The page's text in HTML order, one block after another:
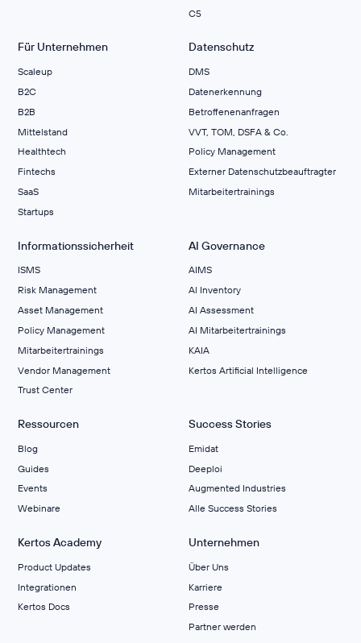
C5
Für Unternehmen
Scaleup
B2C
B2B
Mittelstand
Healthtech
Fintechs
SaaS
Startups
Datenschutz
DMS
Datenerkennung
Betroffenenanfragen
VVT, TOM, DSFA & Co.
Policy Management
Externer Datenschutzbeauftragter
Mitarbeitertrainings
Informationssicherheit
ISMS
Risk Management
Asset Management
Policy Management
Mitarbeitertrainings
Vendor Management
Trust Center
AI Governance
AIMS
Al Inventory
AI Assessment
AI Mitarbeitertrainings
KAIA
Kertos Artificial Intelligence
Ressourcen
Blog
Guides
Events
Webinare
Success Stories
Emidat
Deeploi
Augmented Industries
Alle Success Stories
Kertos Academy
Product Updates
Integrationen
Kertos Docs
Unternehmen
Über Uns
Karriere
Presse
Partner werden